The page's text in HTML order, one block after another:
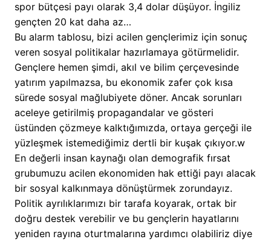
spor bütçesi payı olarak 3,4 dolar düşüyor. İngiliz
gençten 20 kat daha az…
Bu alarm tablosu, bizi acilen gençlerimiz için sonuç
veren sosyal politikalar hazırlamaya götürmelidir.
Gençlere hemen şimdi, akıl ve bilim çerçevesinde
yatırım yapılmazsa, bu ekonomik zafer çok kısa
sürede sosyal mağlubiyete döner. Ancak sorunları
aceleye getirilmiş propagandalar ve gösteri
üstünden çözmeye kalktığımızda, ortaya gerçeği ile
yüzleşmek istemediğimiz dertli bir kuşak çıkıyor.w
En değerli insan kaynağı olan demografik fırsat
grubumuzu acilen ekonomiden hak ettiği payı alacak
bir sosyal kalkınmaya dönüştürmek zorundayız.
Politik ayrılıklarımızı bir tarafa koyarak, ortak bir
doğru destek verebilir ve bu gençlerin hayatlarını
yeniden rayına oturtmalarına yardımcı olabiliriz diye